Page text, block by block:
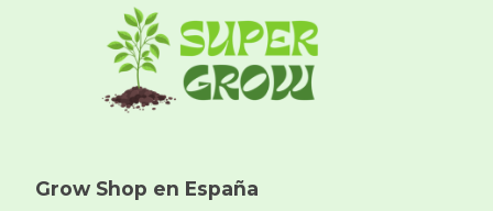
Grow Shop en España